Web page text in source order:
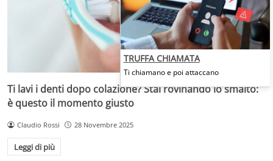
Ti lavi i denti dopo colazione? Stai rovinando lo smalto:
è questo il momento giusto
Claudio Rossi 28 Novembre 2025
Leggi di più
TRUFFA CHIAMATA
Ti chiamano e poi attaccano